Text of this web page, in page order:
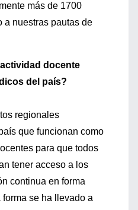
más de 1700
a nuestras pautas de
docente
del país?
regionales
que funcionan como
para que todos
tener acceso a los
continua en forma
se ha llevado a